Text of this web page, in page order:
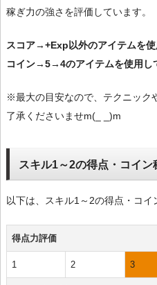
稼ぎ力の強さを評価しています。
スコア→+Exp以外のアイテムを
コイン→5→4のアイテムを使用し
※最大の目安なので、テクニック
了承くださいませm(_ _)m
スキル1～2の得点・コイン
以下は、スキル1～2の得点・コイ
得点力評価
1 2 3